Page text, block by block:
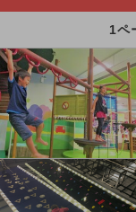
1ペ